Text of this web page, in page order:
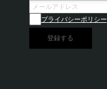
プライバシーポリシー
登録する